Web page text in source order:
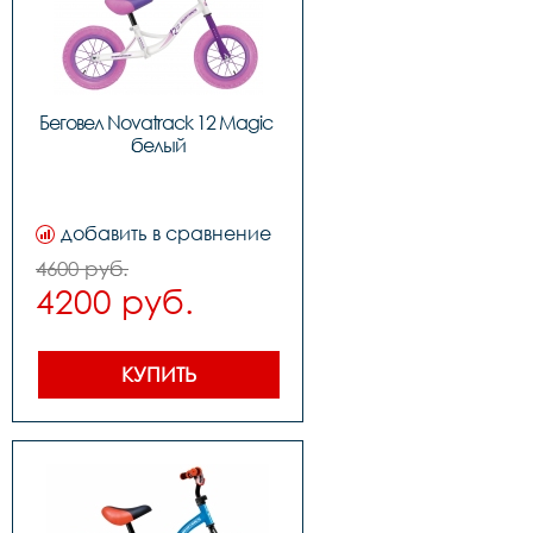
Беговел Novatrack 12 Magic
белый
добавить в сравнение
4600 руб.
4200 руб.
КУПИТЬ